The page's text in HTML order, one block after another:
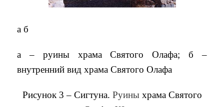
а б
а – руины храма Святого Олафа; б –
внутренний вид храма Святого Олафа
Рисунок 3 – Сигтуна. Руиныхрама Святого